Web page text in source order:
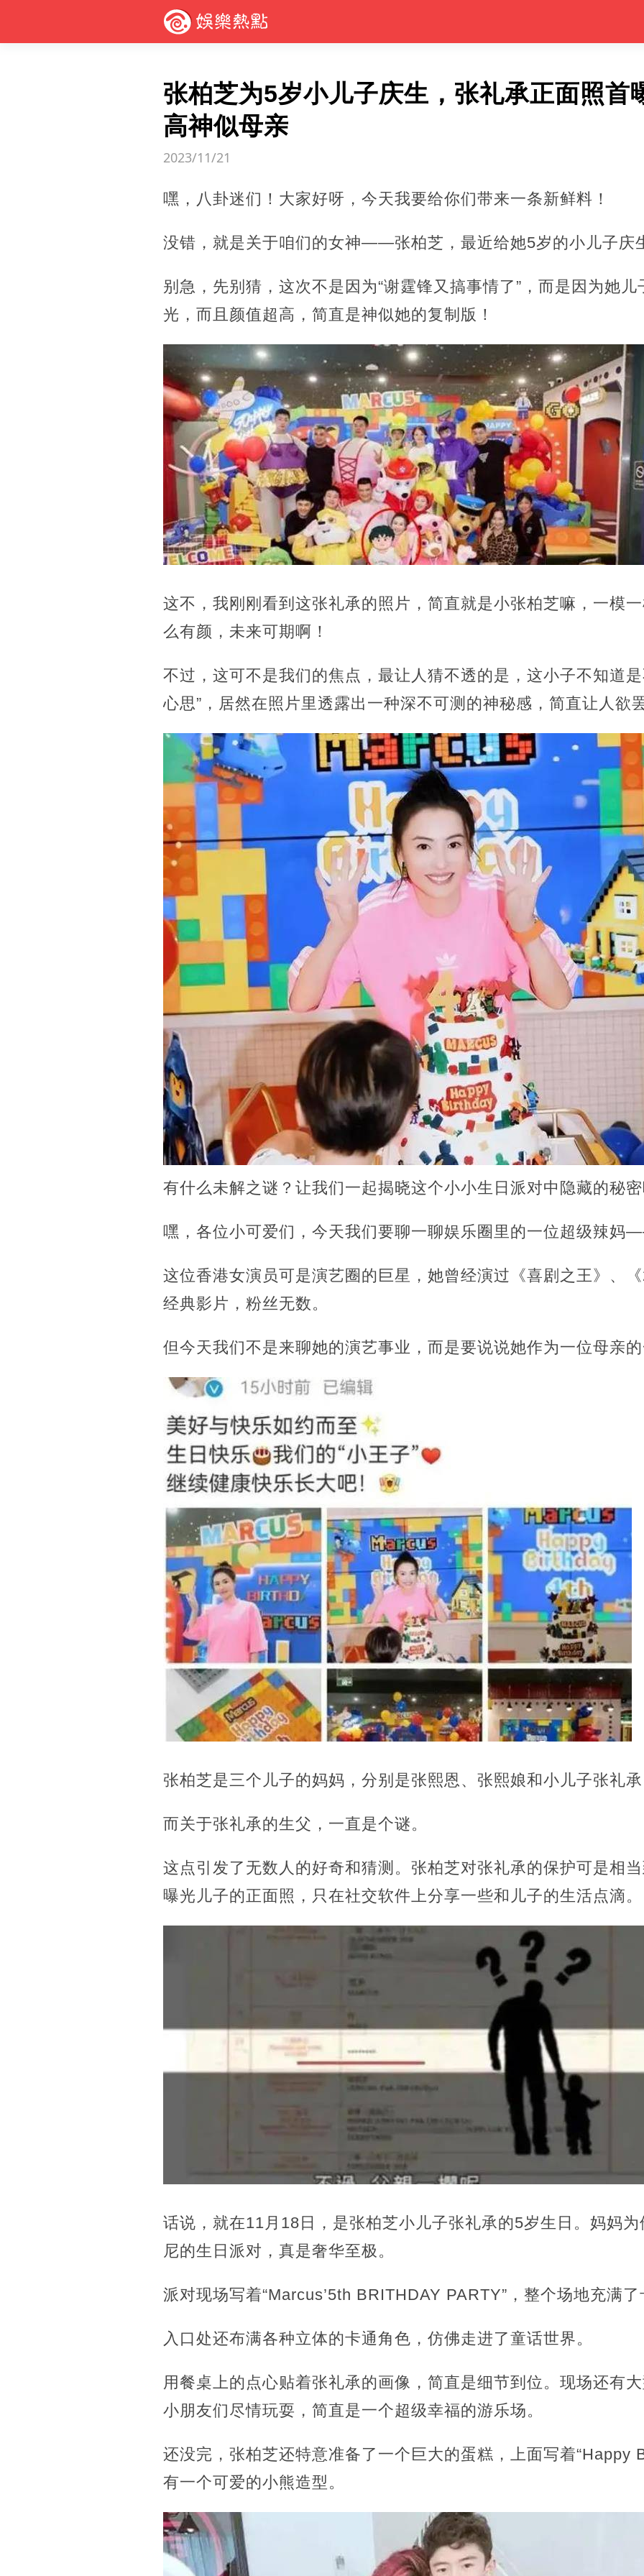
张柏芝为5岁小儿子庆生，张礼承正面照首
高神似母亲
2023/11/21
嘿，八卦迷们！大家好呀，今天我要给你们带来一条新鲜料！
没错，就是关于咱们的女神——张柏芝，最近给她5岁的小儿子庆
别急，先别猜，这次不是因为“谢霆锋又搞事情了”，而是因为她
光，而且颜值超高，简直是神似她的复制版！
这不， 我刚刚看到这张礼承的照片，简直就是小张柏芝嘛，一模
么有颜，未来可期啊！
不过，这可不是我们的焦点，最让人猜不透的是，这小子不知道
心思”， 居然在照片里透露出一种深不可测的神秘感，简直让人
有什么未解之谜？让我们一起揭晓这个小小生日派对中隐藏的秘
嘿，各位小可爱们，今天我们要聊一聊娱乐圈里的一位超级辣妈
这位香港女演员可是演艺圈的巨星，她曾经演过《喜剧之王》、
经典影片，粉丝无数。
但今天我们不是来聊她的演艺事业，而是要说说她作为一位母
张柏芝是三个儿子的妈妈，分别是张熙恩、张熙娘和小儿子张礼
而关于张礼承的生父，一直是个谜。
这点引发了无数人的好奇和猜测。张柏芝对张礼承的保护可是相
曝光儿子的正面照，只在社交软件上分享一些和儿子的生活点
话说，就在11月18日，是张柏芝小儿子张礼承的5岁生日。妈妈
尼的生日派对，真是奢华至极。
派对现场写着“Marcus’5th BRITHDAY PARTY”，整个场地充满
入口处还布满各种立体的卡通角色，仿佛走进了童话世界。
用餐桌上的点心贴着张礼承的画像，简直是细节到位。现场还有
小朋友们尽情玩耍，简直是一个超级幸福的游乐场。
还没完，张柏芝还特意准备了一个巨大的蛋糕，上面写着“Happy
有一个可爱的小熊造型。